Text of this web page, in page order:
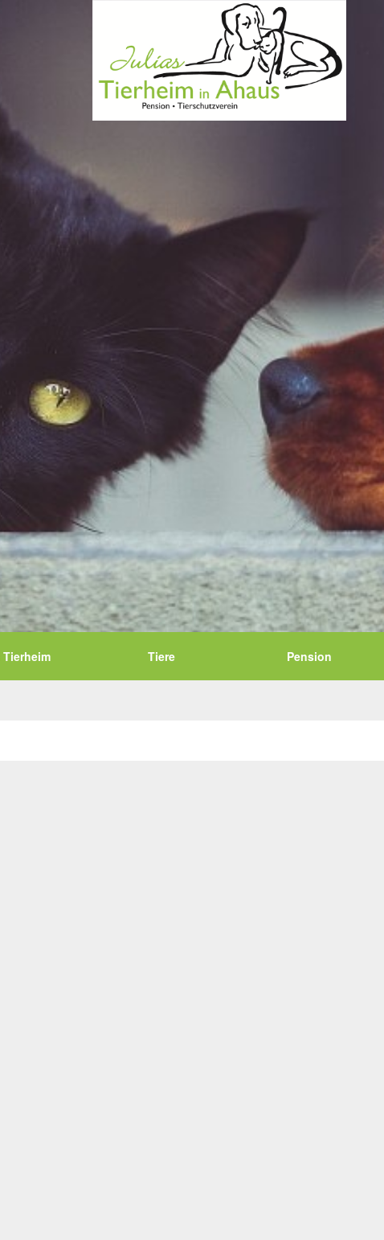
Tierheim Tiere Pension